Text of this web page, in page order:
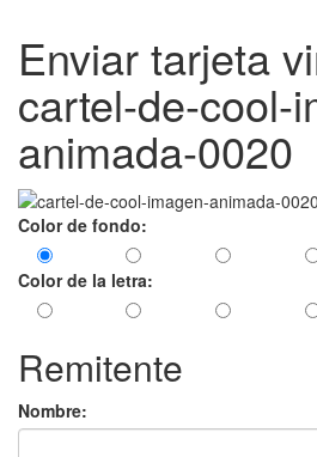
Enviar tarjeta
cartel-de-cool-
animada-0020
Color de fondo:
Color de la letra:
Remitente
Nombre: